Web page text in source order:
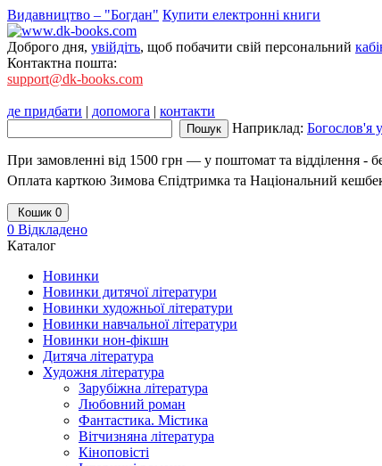
Видавництво – "Богдан" Купити електронні книги
Доброго дня, увійдіть, щоб побачити свій персональний
Контактна пошта:
support@dk-books.com
де придбати | допомога | контакти
Наприклад: Богослов'я
При замовленні від 1500 грн — у поштомат та відділення -
Оплата карткою Зимова Єпідтримка та Національний
Кошик 0
0 Відкладено
Каталог
Новинки
Новинки дитячої літератури
Новинки художньої літератури
Новинки навчальної літератури
Новинки нон-фікшн
Дитяча література
Художня література
Зарубіжна література
Любовний роман
Фантастика. Містика
Вітчизняна література
Кіноповісті